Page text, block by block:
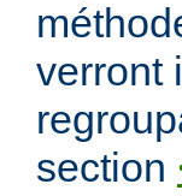
verront
section